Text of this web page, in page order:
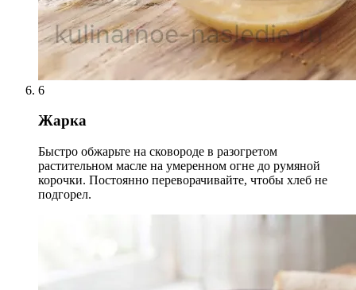
6
Жарка
Быстро обжарьте на сковороде в разогретом
растительном масле на умеренном огне до румяной
корочки. Постоянно переворачивайте, чтобы хлеб не
подгорел.